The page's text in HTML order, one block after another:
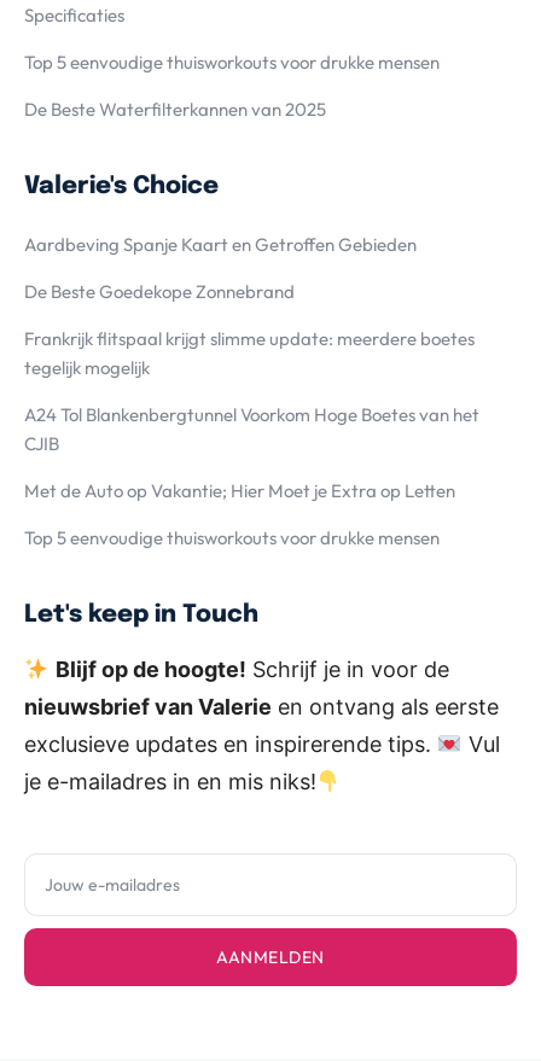
Specificaties
Top 5 eenvoudige thuisworkouts voor drukke mensen
De Beste Waterfilterkannen van 2025
Valerie's Choice
Aardbeving Spanje Kaart en Getroffen Gebieden
De Beste Goedekope Zonnebrand
Frankrijk flitspaal krijgt slimme update: meerdere boetes
tegelijk mogelijk
A24 Tol Blankenbergtunnel Voorkom Hoge Boetes van het
CJIB
Met de Auto op Vakantie; Hier Moet je Extra op Letten
Top 5 eenvoudige thuisworkouts voor drukke mensen
Let's keep in Touch
Blijf op de hoogte! Schrijf je in voor de
nieuwsbrief van Valerie en ontvang als eerste
exclusieve updates en inspirerende tips.
Vul
je e-mailadres in en mis niks!
AANMELDEN